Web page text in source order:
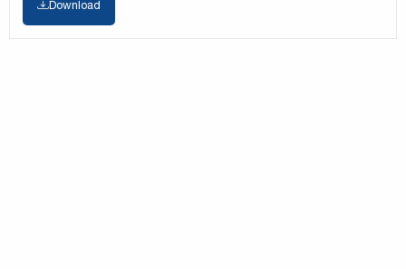
Download